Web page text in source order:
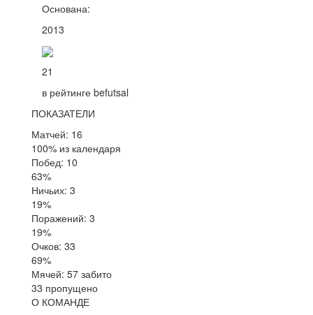
Основана:
2013
21
в рейтинге befutsal
ПОКАЗАТЕЛИ
Матчей: 16
100% из календаря
Побед: 10
63%
Ничьих: 3
19%
Поражений: 3
19%
Очков: 33
69%
Мячей: 57 забито
33 пропущено
О КОМАНДЕ